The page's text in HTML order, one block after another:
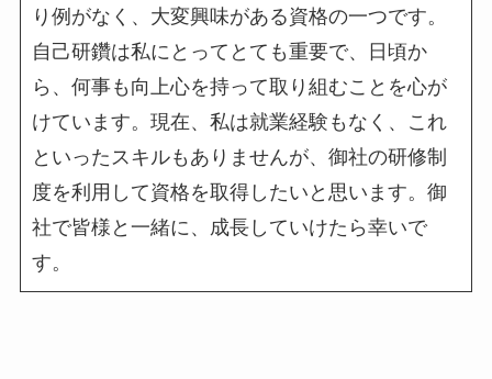
り例がなく、大変興味がある資格の一つです。
自己研鑽は私にとってとても重要で、日頃か
ら、何事も向上心を持って取り組むことを心が
けています。現在、私は就業経験もなく、これ
といったスキルもありませんが、御社の研修制
度を利用して資格を取得したいと思います。御
社で皆様と一緒に、成長していけたら幸いで
す。